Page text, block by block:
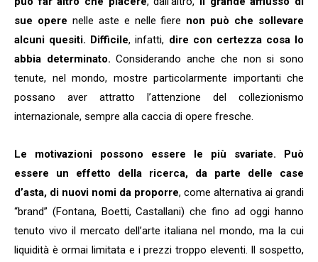
sue opere nelle aste e nelle fiere non può che sollevare
alcuni quesiti. Difficile, infatti, dire con certezza cosa lo
abbia determinato. Considerando anche che non si sono
tenute, nel mondo, mostre particolarmente importanti che
possano aver attratto l’attenzione del collezionismo
internazionale, sempre alla caccia di opere fresche.
Le motivazioni possono essere le più svariate. Può
essere un effetto della ricerca, da parte delle case
d’asta, di nuovi nomi da proporre, come alternativa ai grandi
“brand” (Fontana, Boetti, Castallani) che fino ad oggi hanno
tenuto vivo il mercato dell’arte italiana nel mondo, ma la cui
liquidità è ormai limitata e i prezzi troppo eleventi. Il sospetto,